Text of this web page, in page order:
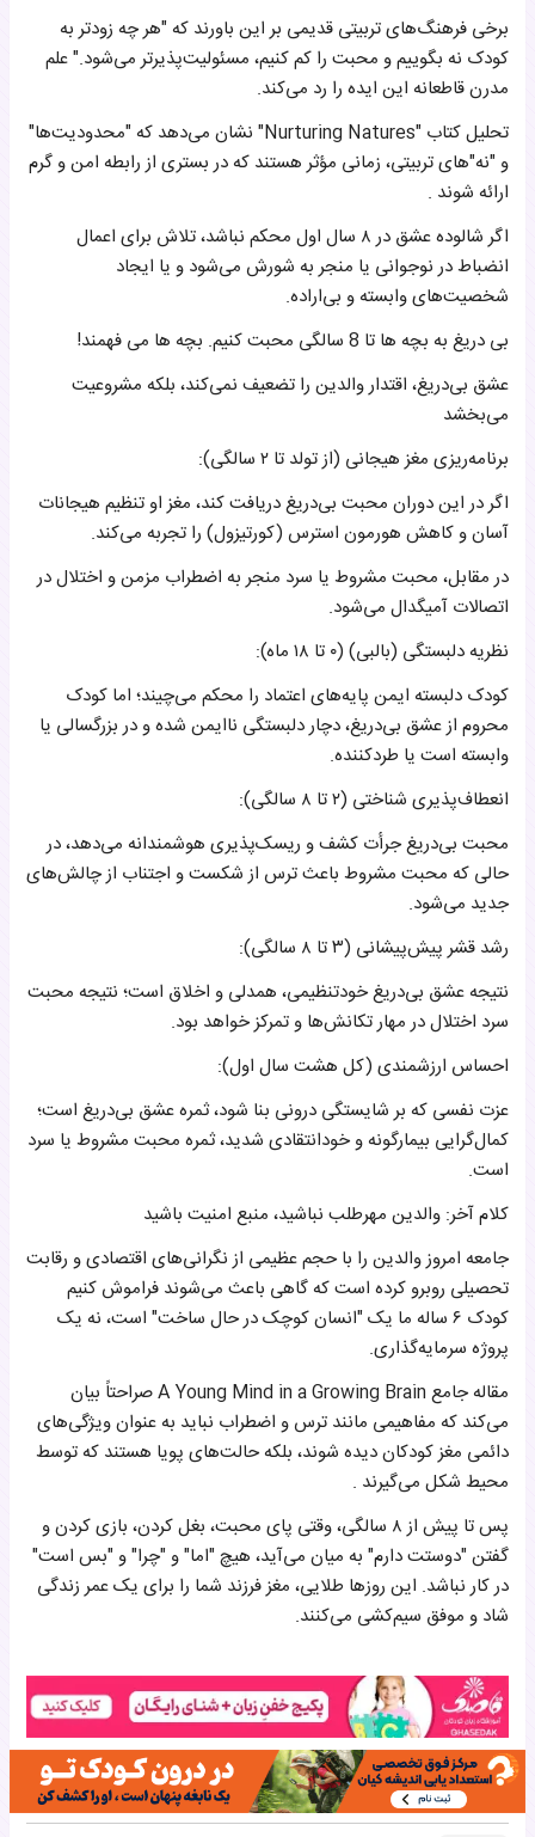
برخی فرهنگ‌های تربیتی قدیمی بر این باورند که "هر چه زودتر به
کودک نه بگوییم و محبت را کم کنیم، مسئولیت‌پذیرتر می‌شود." علم
مدرن قاطعانه این ایده را رد می‌کند.
تحلیل کتاب "Nurturing Natures" نشان می‌دهد که "محدودیت‌ها"
و "نه"های تربیتی، زمانی مؤثر هستند که در بستری از رابطه امن و گرم
ارائه شوند .
اگر شالوده عشق در ۸ سال اول محکم نباشد، تلاش برای اعمال
انضباط در نوجوانی یا منجر به شورش می‌شود و یا ایجاد
شخصیت‌های وابسته و بی‌اراده.
بی دریغ به بچه ها تا 8 سالگی محبت کنیم. بچه ها می فهمند!
عشق بی‌دریغ، اقتدار والدین را تضعیف نمی‌کند، بلکه مشروعیت
می‌بخشد
برنامه‌ریزی مغز هیجانی (از تولد تا ۲ سالگی):
اگر در این دوران محبت بی‌دریغ دریافت کند، مغز او تنظیم هیجانات
آسان و کاهش هورمون استرس (کورتیزول) را تجربه می‌کند.
در مقابل، محبت مشروط یا سرد منجر به اضطراب مزمن و اختلال در
اتصالات آمیگدال می‌شود.
نظریه دلبستگی (بالبی) (۰ تا ۱۸ ماه):
کودک دلبسته ایمن پایه‌های اعتماد را محکم می‌چیند؛ اما کودک
محروم از عشق بی‌دریغ، دچار دلبستگی ناایمن شده و در بزرگسالی یا
وابسته است یا طردکننده.
انعطاف‌پذیری شناختی (۲ تا ۸ سالگی):
محبت بی‌دریغ جرأت کشف و ریسک‌پذیری هوشمندانه می‌دهد، در
حالی که محبت مشروط باعث ترس از شکست و اجتناب از چالش‌های
جدید می‌شود.
رشد قشر پیش‌پیشانی (۳ تا ۸ سالگی):
نتیجه عشق بی‌دریغ خودتنظیمی، همدلی و اخلاق است؛ نتیجه محبت
سرد اختلال در مهار تکانش‌ها و تمرکز خواهد بود.
احساس ارزشمندی (کل هشت سال اول):
عزت نفسی که بر شایستگی درونی بنا شود، ثمره عشق بی‌دریغ است؛
کمال‌گرایی بیمارگونه و خودانتقادی شدید، ثمره محبت مشروط یا سرد
است.
کلام آخر: والدین مهرطلب نباشید، منبع امنیت باشید
جامعه امروز والدین را با حجم عظیمی از نگرانی‌های اقتصادی و رقابت
تحصیلی روبرو کرده است که گاهی باعث می‌شوند فراموش کنیم
کودک ۶ ساله ما یک "انسان کوچک در حال ساخت" است، نه یک
پروژه سرمایه‌گذاری.
مقاله جامع A Young Mind in a Growing Brain صراحتاً بیان
می‌کند که مفاهیمی مانند ترس و اضطراب نباید به عنوان ویژگی‌های
دائمی مغز کودکان دیده شوند، بلکه حالت‌های پویا هستند که توسط
محیط شکل می‌گیرند .
پس تا پیش از ۸ سالگی، وقتی پای محبت، بغل کردن، بازی کردن و
گفتن "دوستت دارم" به میان می‌آید، هیچ "اما" و "چرا" و "بس است"
در کار نباشد. این روزها طلایی، مغز فرزند شما را برای یک عمر زندگی
شاد و موفق سیم‌کشی می‌کنند.